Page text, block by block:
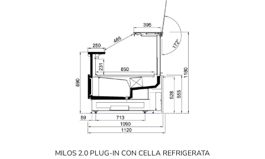
MILOS 2.0 PLUG-IN CON CELLA REFRIGERATA